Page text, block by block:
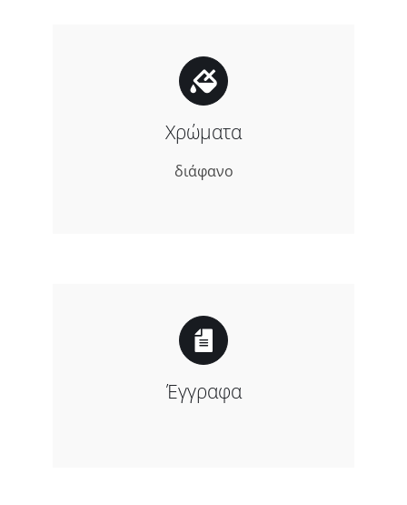
Χρώματα
διάφανο
Έγγραφα